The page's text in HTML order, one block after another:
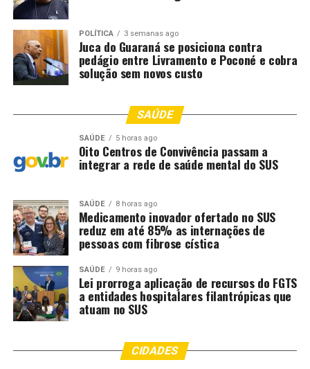
Fonte: EBC Cultura
RELATED TOPICS: BAILES BLOCOS CARNAVAL
CULTURA
DESFILES
DESTAQUE ESPERA FOLIÕES MILHÕES RIO
Salvador: Movimento musical Mudei de Nome garante
carnaval sem cordas
DON'T MISS
Depois de 16 anos, Bloco Frenesi volta às ruas no
Carnaval de Salvador
POLÍTICA 3 semanas ago
Juca do Guaraná se posiciona contra
pedágio entre Livramento e Poconé e cobra
solução sem novos custo
SAÚDE
SAÚDE 5 horas ago
Oito Centros de Convivência passam a
integrar a rede de saúde mental do SUS
SAÚDE 8 horas ago
Medicamento inovador ofertado no SUS
reduz em até 85% as internações de
pessoas com fibrose cística
SAÚDE 9 horas ago
Lei prorroga aplicação de recursos do FGTS
a entidades hospitalares filantrópicas que
atuam no SUS
CIDADES